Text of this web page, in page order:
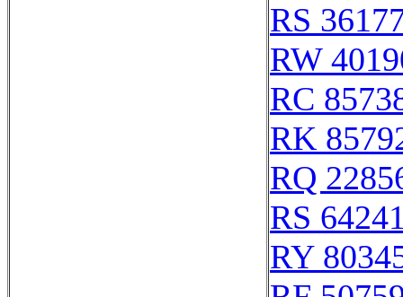
RS
RW
RC
RK
RQ
RS
RY